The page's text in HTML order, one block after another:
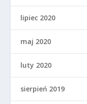
lipiec 2020
maj 2020
luty 2020
sierpień 2019